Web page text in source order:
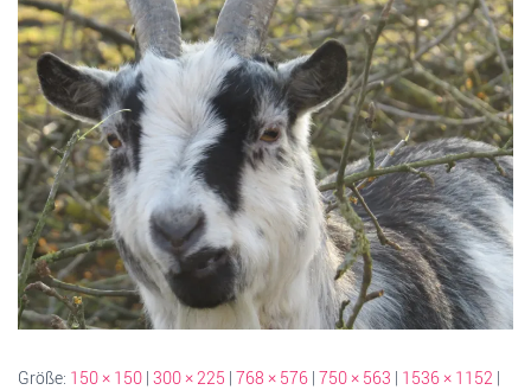
Größe: 150 × 150 | 300 × 225 | 768 × 576 | 750 × 563 | 1536 × 1152 |